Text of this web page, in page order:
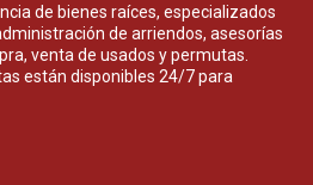
de bienes raíces, especializados
de arriendos, asesorías
venta de usados y permutas.
están disponibles 24/7 para